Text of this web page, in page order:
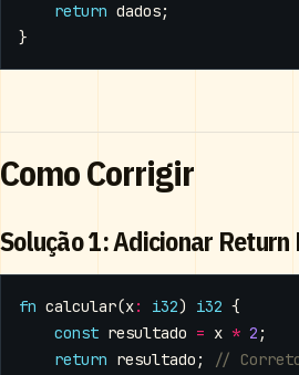
return dados;
}
Como Corrigir
Solução 1: Adicionar
fn calcular(x: i32) i32 {
const resultado = x * 2 ;
return resultado ;